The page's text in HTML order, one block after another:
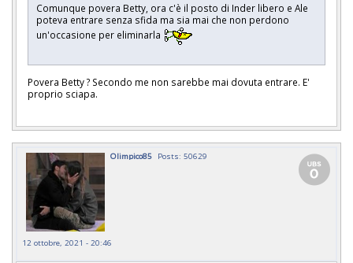
Comunque povera Betty, ora c'è il posto di Inder libero e Ale
poteva entrare senza sfida ma sia mai che non perdono
un'occasione per eliminarla
Povera Betty ? Secondo me non sarebbe mai dovuta entrare. E'
proprio sciapa.
Olimpico85 Posts: 50629
12 ottobre, 2021 - 20:46